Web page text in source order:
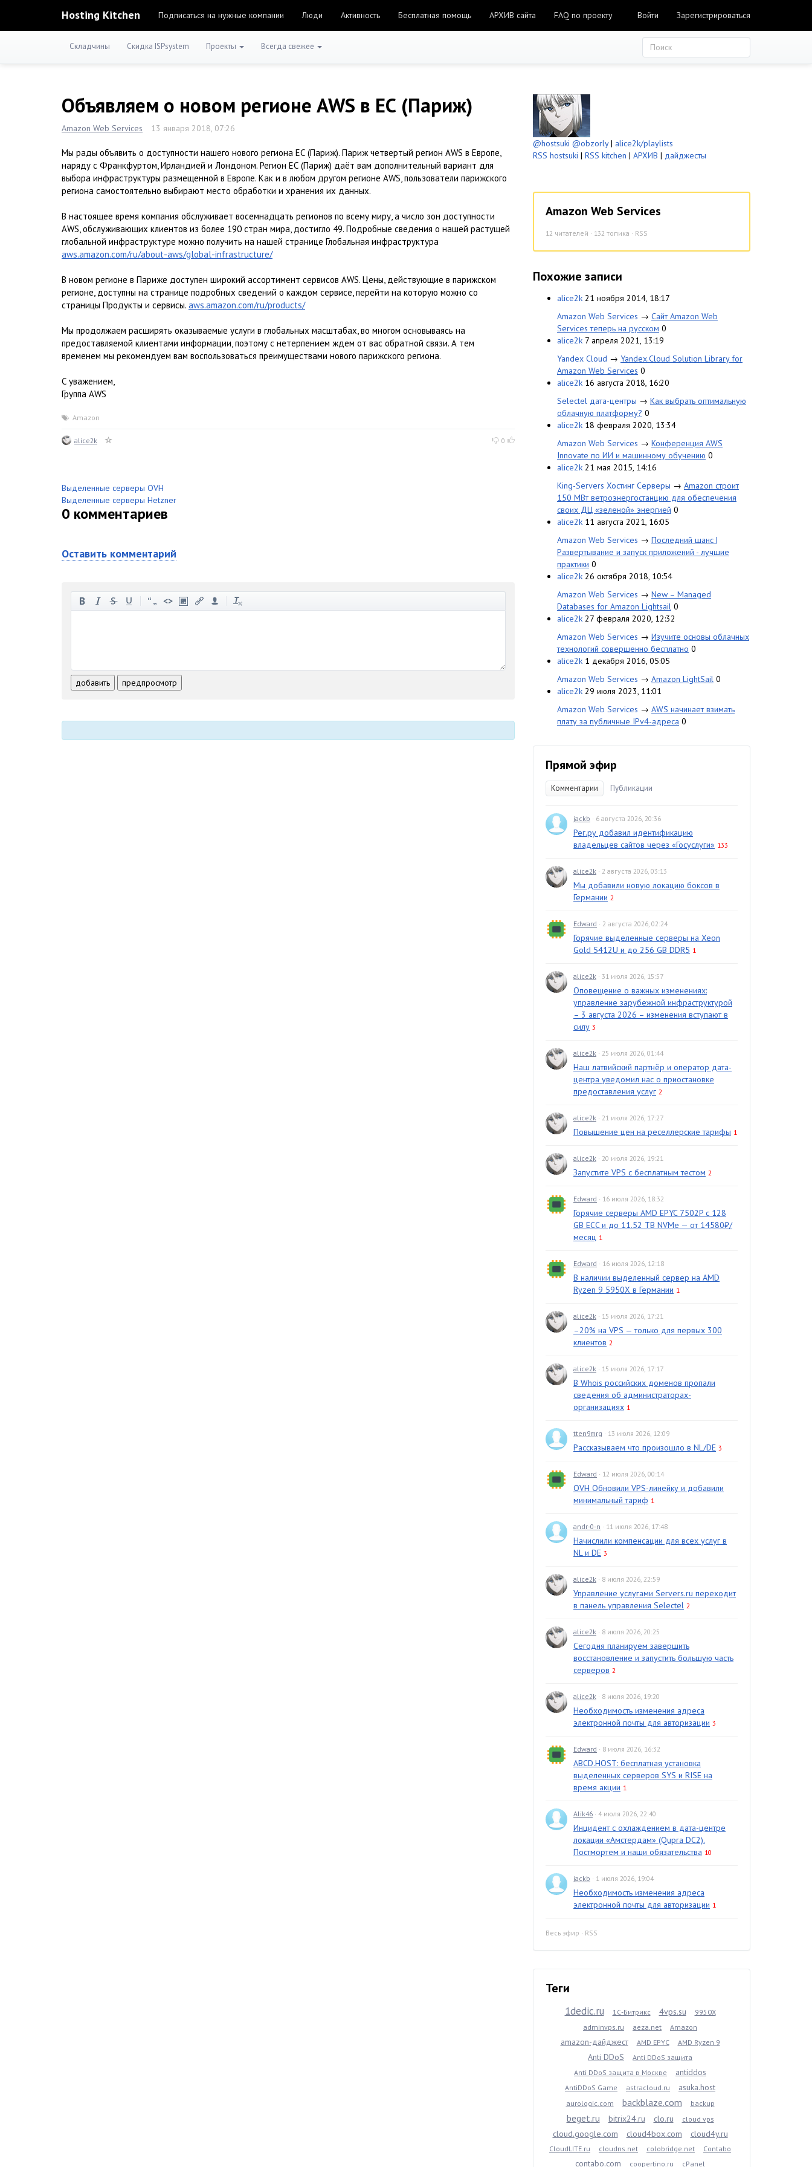
Hosting Kitchen Подписаться на нужные компании Люди Активность Бесплатная помощь АРХИВ сайта FAQ по проекту Войти Зарегистрироваться
Складчины Скидка ISPsystem Проекты Всегда свежее
Объявляем о новом регионе AWS в ЕС (Париж)
Amazon Web Services 13 января 2018, 07:26
Мы рады объявить о доступности нашего нового региона ЕС (Париж). Париж четвертый регион AWS в Европе,
наряду с Франкфуртом, Ирландией и Лондоном. Регион ЕС (Париж) даёт вам дополнительный вариант для
выбора инфраструктуры размещенной в Европе. Как и в любом другом регионе AWS, пользователи парижского
региона самостоятельно выбирают место обработки и хранения их данных.
В настоящее время компания обслуживает восемнадцать регионов по всему миру, а число зон доступности
AWS, обслуживающих клиентов из более 190 стран мира, достигло 49. Подробные сведения о нашей растущей
глобальной инфраструктуре можно получить на нашей странице Глобальная инфраструктура
aws.amazon.com/ru/about-aws/global-infrastructure/
В новом регионе в Париже доступен широкий ассортимент сервисов AWS. Цены, действующие в парижском
регионе, доступны на странице подробных сведений о каждом сервисе, перейти на которую можно со
страницы Продукты и сервисы. aws.amazon.com/ru/products/
Мы продолжаем расширять оказываемые услуги в глобальных масштабах, во многом основываясь на
предоставляемой клиентами информации, поэтому с нетерпением ждем от вас обратной связи. А тем
временем мы рекомендуем вам воспользоваться преимуществами нового парижского региона.
С уважением,
Группа AWS
Amazon
alice2k 0
Выделенные серверы OVH
Выделенные серверы Hetzner
0 комментариев
Оставить комментарий
-
-
-
добавить предпросмотр
@hostsuki @obzorly| alice2k/playlists
RSS hostsuki | RSS kitchen | АРХИВ | дайджесты
Amazon Web Services
12 читателей · 132 топика · RSS
Похожие записи
alice2k 21 ноября 2014, 18:17
Amazon Web Services → Сайт Amazon Web
Services теперь на русском 0
alice2k 7 апреля 2021, 13:19
Yandex Cloud → Yandex.Cloud Solution Library for
Amazon Web Services 0
alice2k 16 августа 2018, 16:20
Selectel дата-центры → Как выбрать оптимальную
облачную платформу? 0
alice2k 18 февраля 2020, 13:34
Amazon Web Services → Конференция AWS
Innovate по ИИ и машинному обучению 0
alice2k 21 мая 2015, 14:16
King-Servers Хостинг Серверы → Amazon строит
150 МВт ветроэнергостанцию для обеспечения
своих ДЦ «зеленой» энергией 0
alice2k 11 августа 2021, 16:05
Amazon Web Services → Последний шанс |
Развертывание и запуск приложений - лучшие
практики 0
alice2k 26 октября 2018, 10:54
Amazon Web Services → New – Managed
Databases for Amazon Lightsail 0
alice2k 27 февраля 2020, 12:32
Amazon Web Services → Изучите основы облачных
технологий совершенно бесплатно 0
alice2k 1 декабря 2016, 05:05
Amazon Web Services → Amazon LightSail 0
alice2k 29 июля 2023, 11:01
Amazon Web Services → AWS начинает взимать
плату за публичные IPv4-адреса 0
Прямой эфир
Комментарии Публикации
jackb · 6 августа 2026, 20:36
Рег.ру добавил идентификацию
владельцев сайтов через «Госуслуги» 133
alice2k · 2 августа 2026, 03:13
Мы добавили новую локацию боксов в
Германии 2
Edward · 2 августа 2026, 02:24
Горячие выделенные серверы на Xeon
Gold 5412U и до 256 GB DDR5 1
alice2k · 31 июля 2026, 15:57
Оповещение о важных изменениях:
управление зарубежной инфраструктурой
– 3 августа 2026 – изменения вступают в
силу 3
alice2k · 25 июля 2026, 01:44
Наш латвийский партнёр и оператор дата-
центра уведомил нас о приостановке
предоставления услуг 2
alice2k · 21 июля 2026, 17:27
Повышение цен на реселлерские тарифы 1
alice2k · 20 июля 2026, 19:21
Запустите VPS с бесплатным тестом 2
Edward · 16 июля 2026, 18:32
Горячие серверы AMD EPYC 7502P с 128
GB ECC и до 11.52 TB NVMe — от 14580₽/
месяц 1
Edward · 16 июля 2026, 12:18
В наличии выделенный сервер на AMD
Ryzen 9 5950X в Германии 1
alice2k · 15 июля 2026, 17:21
–20% на VPS — только для первых 300
клиентов 2
alice2k · 15 июля 2026, 17:17
В Whois российских доменов пропали
сведения об администраторах-
организациях 1
tten9mrg · 13 июля 2026, 12:09
Рассказываем что произошло в NL/DE 3
Edward · 12 июля 2026, 00:14
OVH Обновили VPS-линейку и добавили
минимальный тариф 1
andr-0-n · 11 июля 2026, 17:48
Начислили компенсации для всех услуг в
NL и DE 3
alice2k · 8 июля 2026, 22:59
Управление услугами Servers.ru переходит
в панель управления Selectel 2
alice2k · 8 июля 2026, 20:25
Сегодня планируем завершить
восстановление и запустить большую часть
серверов 2
alice2k · 8 июля 2026, 19:20
Необходимость изменения адреса
электронной почты для авторизации 3
Edward · 8 июля 2026, 16:32
ABCD.HOST: бесплатная установка
выделенных серверов SYS и RISE на
время акции 1
Alik46 · 4 июля 2026, 22:40
Инцидент с охлаждением в дата-центре
локации «Амстердам» (Qupra DC2).
Постмортем и наши обязательства 10
jackb · 1 июля 2026, 19:04
Необходимость изменения адреса
электронной почты для авторизации 1
Весь эфир · RSS
Теги
1dedic.ru 1С-Битрикс 4vps.su
9950X
adminvps.ru
aeza.net Amazon
amazon-дайджест AMD EPYC AMD Ryzen 9
Anti DDoS
Anti DDoS защита
Anti DDoS защита в Москве
antiddos
AntiDDoS Game astracloud.ru asuka.host
aurologic.com backblaze.com backup
beget.ru bitrix24.ru clo.ru cloud vps
cloud.google.com cloud4box.com cloud4y.ru
CloudLITE.ru cloudns.net colobridge.net Contabo
contabo.com coopertino.ru cPanel